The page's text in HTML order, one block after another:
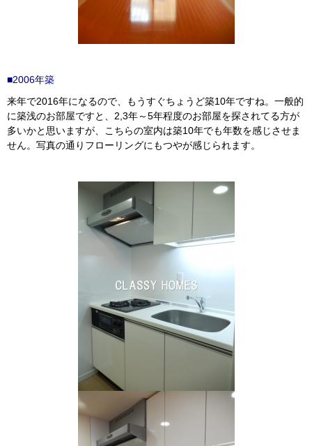
■2006年築
来年で2016年になるので、もうすぐちょうど築10年ですね。一般的
に築浅のお部屋ですと、2,3年～5年程度のお部屋を探されてる方が
多いかと思いますが、こちらの室内は築10年でも年数を感じさせま
せん。写真の通りフローリングにもつやが感じられます。